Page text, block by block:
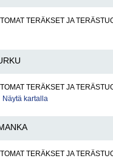
TERÄKSET JA
TERÄKSET JA
Näytä kartalla
TERÄKSET JA